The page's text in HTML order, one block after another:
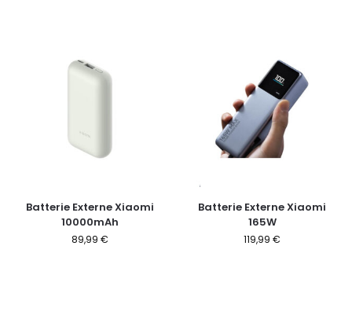
Batterie Externe Xiaomi
10000mAh
89,99 €
Batterie Externe Xiaomi
165W
119,99 €